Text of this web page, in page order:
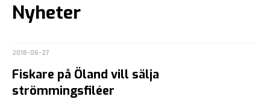
Nyheter
2018-06-27
Fiskare på Öland vill sälja
strömmingsfiléer